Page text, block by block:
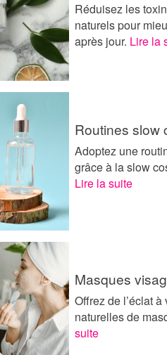
Réduisez les
naturels pour
après jour. Lire la
Routines slow
Adoptez une
grâce à la slow
Lire la suite
Masques
Offrez de l’éclat
naturelles de
suite